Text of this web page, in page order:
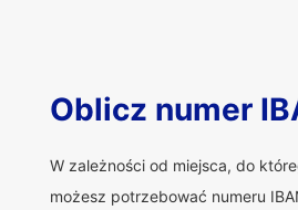
Oblicz numer
W zależności od miejsca, do
możesz potrzebować numeru